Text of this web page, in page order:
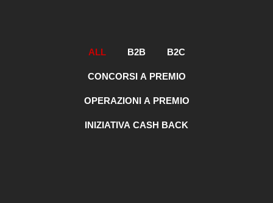
ALL B2B B2C
CONCORSI A PREMIO
OPERAZIONI A PREMIO
INIZIATIVA CASH BACK